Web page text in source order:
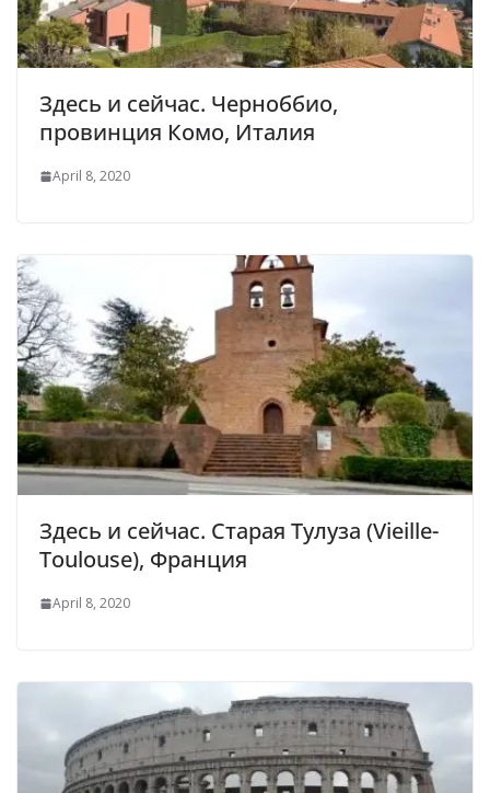
Здесь и сейчас. Черноббио,
провинция Комо, Италия
April 8, 2020
Здесь и сейчас. Старая Тулуза (Vieille-
Toulouse), Франция
April 8, 2020